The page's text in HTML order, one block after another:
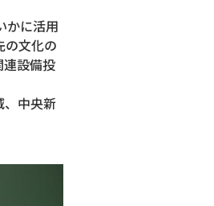
かに活用
の文化の
設備投
、中央新